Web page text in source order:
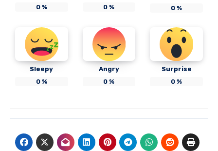
0%
0 %
0 %
Sleepy
0%
Angry
0 %
Surprise
0 %